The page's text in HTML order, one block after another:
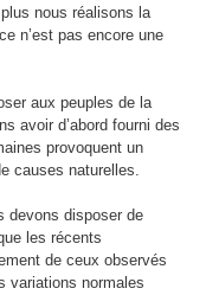
nous réalisons la
n’est pas encore une
aux peuples de la
avoir d’abord fourni des
provoquent un
causes naturelles.
devons disposer de
les récents
de ceux observés
variations normales